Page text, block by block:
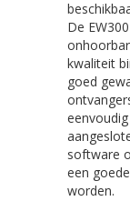
De
kwaliteit
goed
software
een
worden.